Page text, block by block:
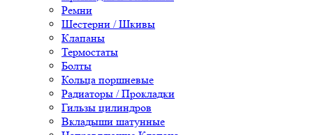
Ремни
Шестерни / Шкивы
Клапаны
Термостаты
Болты
Кольца поршневые
Радиаторы / Прокладки
Гильзы цилиндров
Вкладыши шатунные